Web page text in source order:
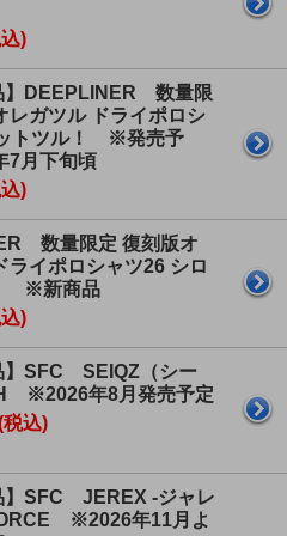
)
】DEEPLINER 数量限
レガツル ドライポロシ
トツル！ ※発売予
7月下旬頃
)
数量限定 復刻版オ
ライポロシャツ26 シロ
※新商品
)
】SFC SEIQZ（シー
※2026年8月発売予定
込)
】SFC JEREX -ジャレ
※2026年11月よ